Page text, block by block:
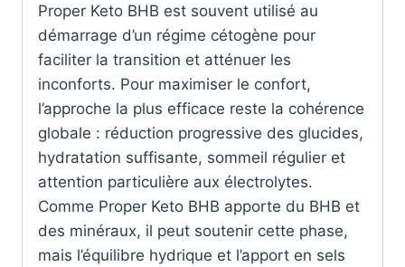
Proper Keto BHB est souvent utilisé au
démarrage d’un régime cétogène pour
faciliter la transition et atténuer les
inconforts. Pour maximiser le confort,
l’approche la plus efficace reste la cohérence
globale : réduction progressive des glucides,
hydratation suffisante, sommeil régulier et
attention particulière aux électrolytes.
Comme Proper Keto BHB apporte du BHB et
des minéraux, il peut soutenir cette phase,
mais l’équilibre hydrique et l’apport en sels